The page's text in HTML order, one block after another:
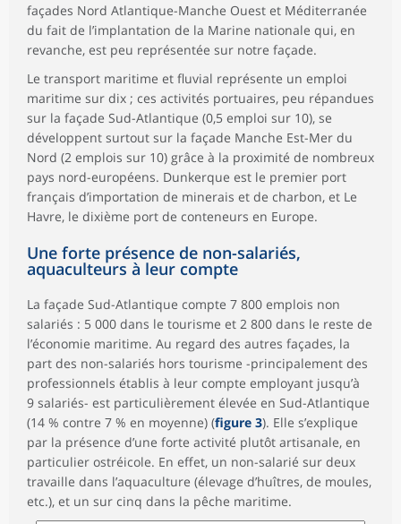
façades Nord Atlantique-Manche Ouest et Méditerranée
du fait de l’implantation de la Marine nationale qui, en
revanche, est peu représentée sur notre façade.
Le transport maritime et fluvial représente un emploi
maritime sur dix ; ces activités portuaires, peu répandues
sur la façade Sud-Atlantique (0,5 emploi sur 10), se
développent surtout sur la façade Manche Est-Mer du
Nord (2 emplois sur 10) grâce à la proximité de nombreux
pays nord-européens. Dunkerque est le premier port
français d’importation de minerais et de charbon, et Le
Havre, le dixième port de conteneurs en Europe.
Une forte présence de non-salariés,
aquaculteurs à leur compte
La façade Sud-Atlantique compte 7 800 emplois non
salariés : 5 000 dans le tourisme et 2 800 dans le reste de
l’économie maritime. Au regard des autres façades, la
part des non-salariés hors tourisme -principalement des
professionnels établis à leur compte employant jusqu’à
9 salariés- est particulièrement élevée en Sud-Atlantique
(14 % contre 7 % en moyenne) (figure 3). Elle s’explique
par la présence d’une forte activité plutôt artisanale, en
particulier ostréicole. En effet, un non-salarié sur deux
travaille dans l’aquaculture (élevage d’huîtres, de moules,
etc.), et un sur cinq dans la pêche maritime.